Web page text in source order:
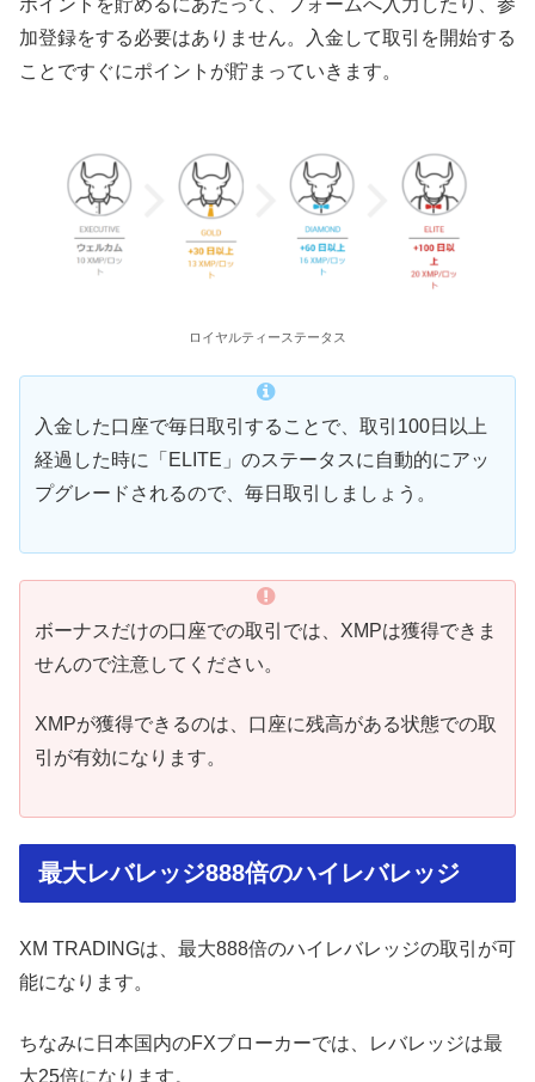
ポイントを貯めるにあたって、フォームへ入力したり、参
加登録をする必要はありません。入金して取引を開始する
ことですぐにポイントが貯まっていきます。
ロイヤルティーステータス
入金した口座で毎日取引することで、取引100日以上
経過した時に「ELITE」のステータスに自動的にアッ
プグレードされるので、毎日取引しましょう。
ボーナスだけの口座での取引では、XMPは獲得できま
せんので注意してください。
XMPが獲得できるのは、口座に残高がある状態での取
引が有効になります。
最大レバレッジ888倍のハイレバレッジ
XM TRADINGは、最大888倍のハイレバレッジの取引が可
能になります。
ちなみに日本国内のFXブローカーでは、レバレッジは最
大25倍になります。